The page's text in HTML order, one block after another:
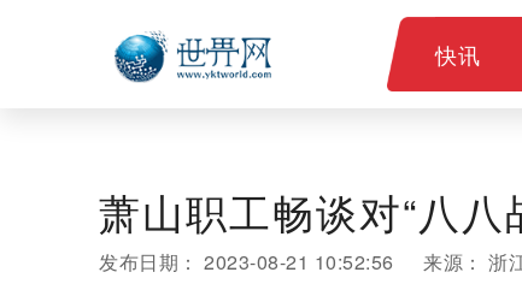
快讯
萧山职工畅谈对“八八
发布日期： 2023-08-21 10:52:56 来源： 浙